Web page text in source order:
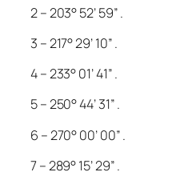
2 – 203° 52’ 59” .
3 – 217° 29’ 10” .
4 – 233° 01’ 41” .
5 – 250° 44’ 31” .
6 – 270° 00’ 00” .
7 – 289° 15’ 29” .